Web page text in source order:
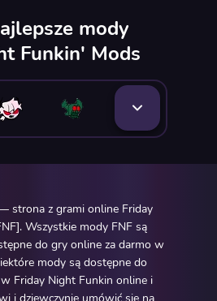
mody
Funkin' Mods
strona z grami online Friday
Wszystkie mody FNF są
do gry online za darmo w
mody są dostępne do
Friday Night Funkin online i